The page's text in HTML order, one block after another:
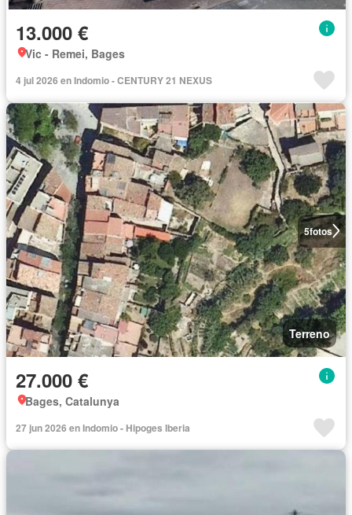
13.000 €
Vic - Remei, Bages
4 jul 2026 en Indomio - CENTURY 21 NEXUS
5fotos
Terreno
27.000 €
Bages, Catalunya
27 jun 2026 en Indomio - Hipoges Iberia